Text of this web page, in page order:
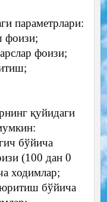
параметрлари:
фоизи;
фоизи;
қуйидаги
бўйича
(100 дан 0
ходимлар;
бўйича